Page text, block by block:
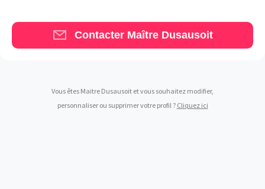
Une start-up 100% indépendante
Contacter Maître Dusausoit
Vous êtes Maitre Dusausoit et vous souhaitez modifier,
personnaliser ou supprimer votre profil ? Cliquez ici